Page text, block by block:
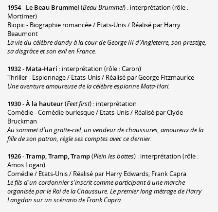
1954- Le Beau Brummel (Beau Brummel) : interprétation (rôle :
Mortimer)
Biopic - Biographie romancée / Etats-Unis / Réalisé par Harry
Beaumont
La vie du célèbre dandy à la cour de George III d'Angleterre, son prestige,
sa disgrâce et son exil en France.
1932- Mata-Hari : interprétation (rôle : Caron)
Thriller - Espionnage / Etats-Unis / Réalisé par George Fitzmaurice
Une aventure amoureuse de la célèbre espionne Mata-Hari.
1930-À la hauteur(Feet first) : interprétation
Comédie - Comédie burlesque / Etats-Unis / Réalisé par Clyde
Bruckman
Au sommet d'un gratte-ciel, un vendeur de chaussures, amoureux de la
fille de son patron, règle ses comptes avec ce dernier.
1926-Tramp, Tramp, Tramp(Plein les bottes) : interprétation (rôle :
Amos Logan)
Comédie / Etats-Unis / Réalisé par Harry Edwards, Frank Capra
Le fils d'un cordonnier s'inscrit comme participant à une marche
organisée par le Roi de la Chaussure. Le premier long métrage de Harry
Langdon sur un scénario de Frank Capra.